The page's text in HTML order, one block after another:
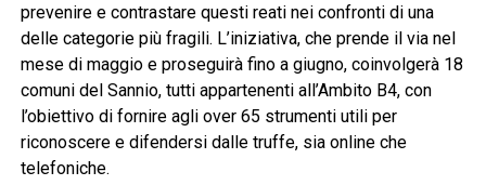
prevenire e contrastare questi reati nei confronti di una
delle categorie più fragili. L’iniziativa, che prende il via nel
mese di maggio e proseguirà fino a giugno, coinvolgerà 18
comuni del Sannio, tutti appartenenti all’Ambito B4, con
l’obiettivo di fornire agli over 65 strumenti utili per
riconoscere e difendersi dalle truffe, sia online che
telefoniche.